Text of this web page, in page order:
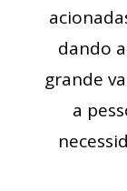
dando
grande
a